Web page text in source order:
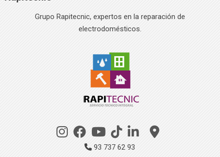
Grupo Rapitecnic, expertos en la reparación de
electrodomésticos.
93 737 62 93